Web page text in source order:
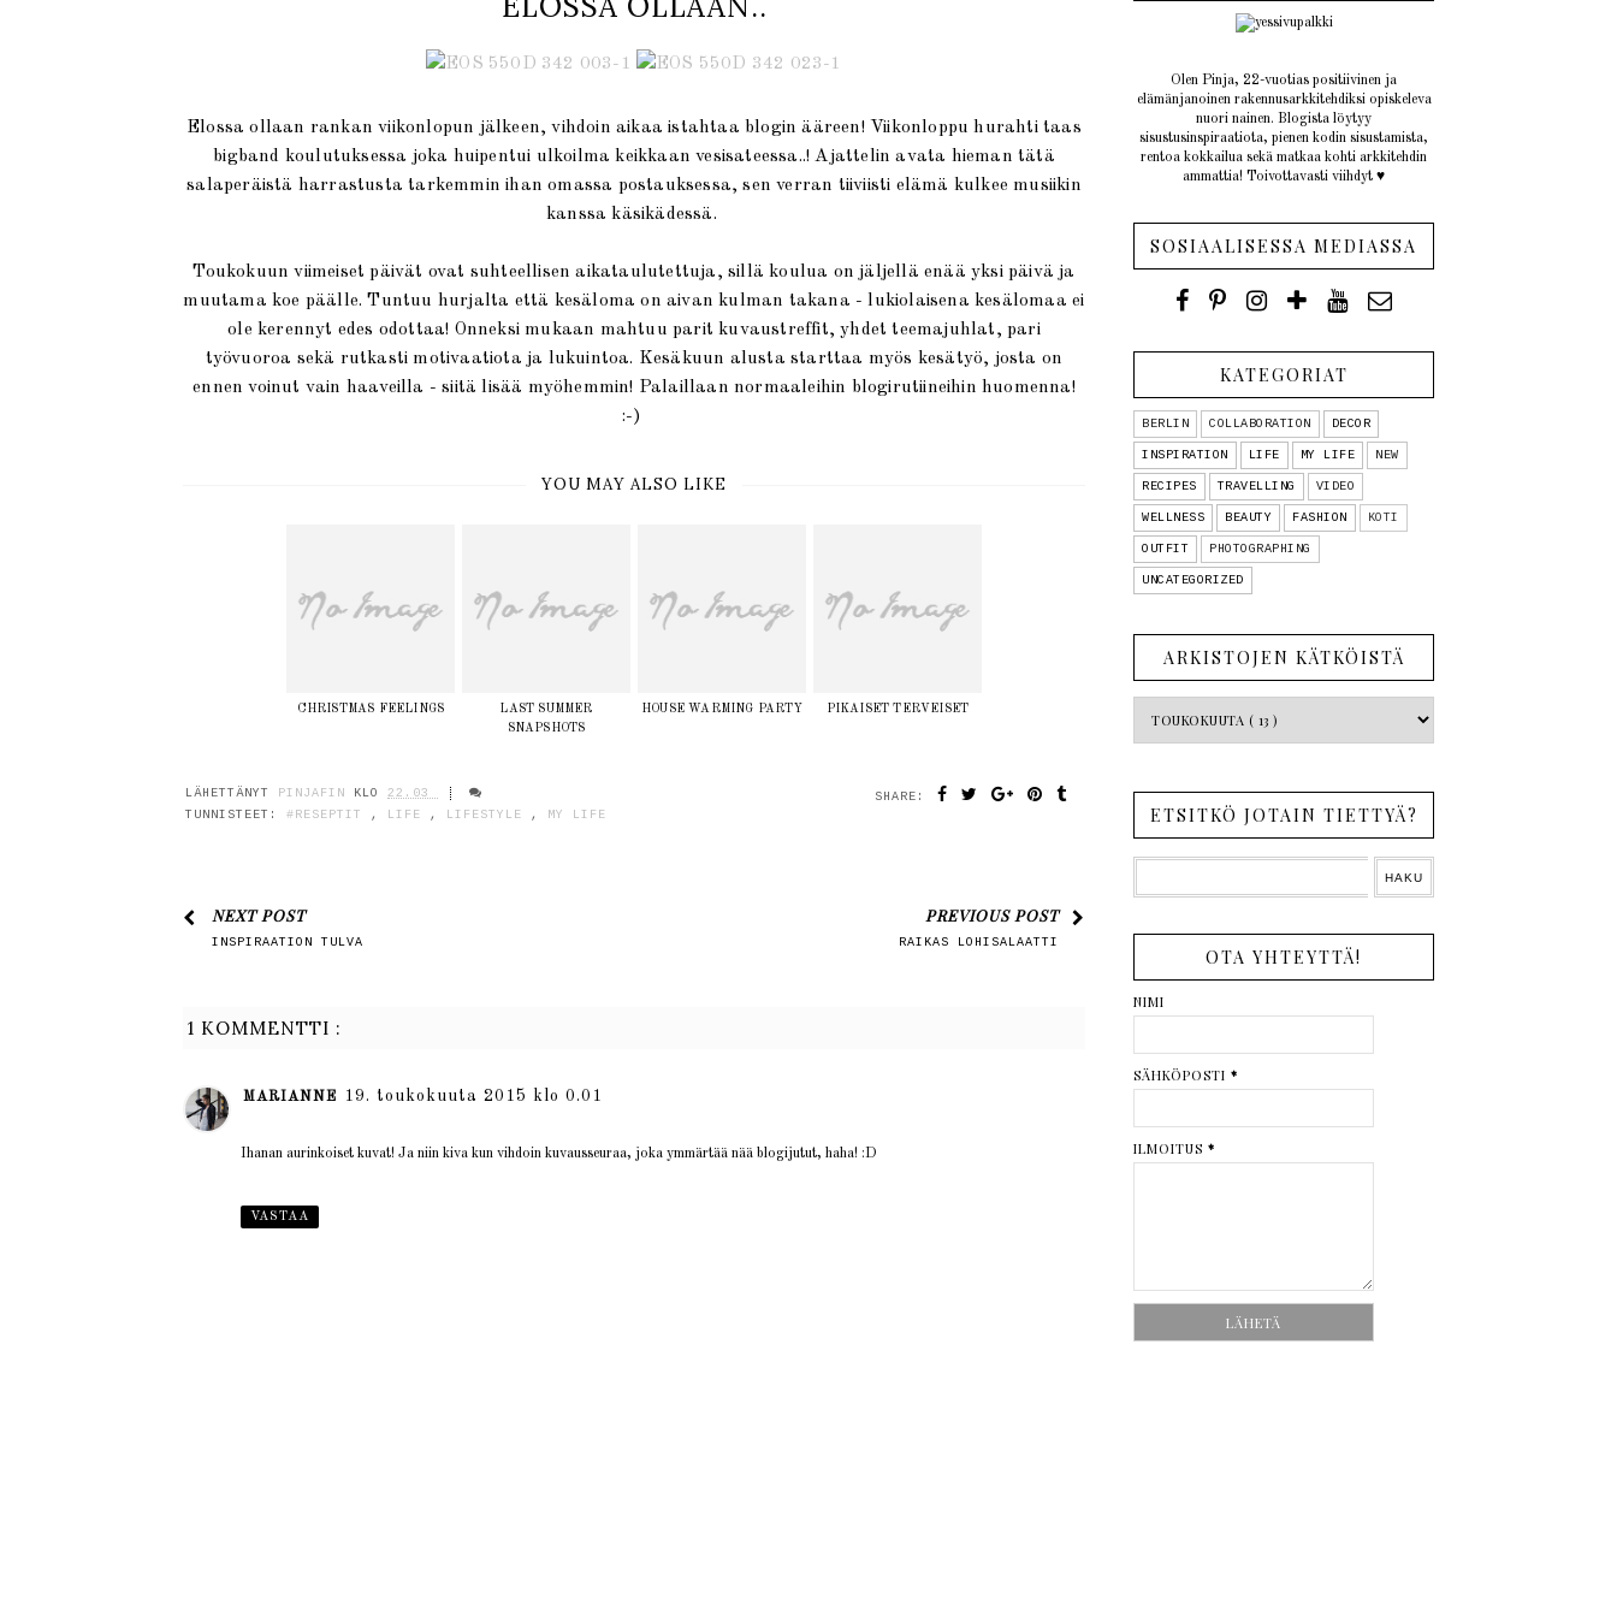
Elossa ollaan rankan viikonlopun jälkeen, vihdoin aikaa istahtaa blogin ääreen! Viikonloppu hurahti taas
bigband koulutuksessa joka huipentui ulkoilma keikkaan vesisateessa..! Ajattelin avata hieman tätä
salaperäistä harrastusta tarkemmin ihan omassa postauksessa, sen verran tiiviisti elämä kulkee musiikin
kanssa käsikädessä.
Toukokuun viimeiset päivät ovat suhteellisen aikataulutettuja, sillä koulua on jäljellä enää yksi päivä ja
muutama koe päälle. Tuntuu hurjalta että kesäloma on aivan kulman takana - lukiolaisena kesälomaa ei
ole kerennyt edes odottaa! Onneksi mukaan mahtuu parit kuvaustreffit, yhdet teemajuhlat, pari
työvuoroa sekä rutkasti motivaatiota ja lukuintoa. Kesäkuun alusta starttaa myös kesätyö, josta on
ennen voinut vain haaveilla - siitä lisää myöhemmin! Palaillaan normaaleihin blogirutiineihin huomenna!
:-)
YOU MAY ALSO LIKE
CHRISTMAS FEELINGS
LAST SUMMER
SNAPSHOTS
HOUSE WARMING PARTY PIKAISET TERVEISET
LÄHETTÄNYT PINJAFIN KLO 22.03
SHARE:
TUNNISTEET: #RESEPTIT , LIFE , LIFESTYLE , MY LIFE
NEXT POST
INSPIRAATION TULVA
PREVIOUS POST
RAIKAS LOHISALAATTI
1 KOMMENTTI :
MARIANNE 19. toukokuuta 2015 klo 0.01
Ihanan aurinkoiset kuvat! Ja niin kiva kun vihdoin kuvausseuraa, joka ymmärtää nää blogijutut, haha! :D
VASTAA
Olen Pinja, 22-vuotias positiivinen ja
elämänjanoinen rakennusarkkitehdiksi opiskeleva
nuori nainen. Blogista löytyy
sisustusinspiraatiota, pienen kodin sisustamista,
rentoa kokkailua sekä matkaa kohti arkkitehdin
ammattia! Toivottavasti viihdyt ♥︎
SOSIAALISESSA MEDIASSA
KATEGORIAT
BERLIN COLLABORATION DECOR
INSPIRATION LIFE MY LIFE NEW
RECIPES TRAVELLING VIDEO
WELLNESS BEAUTY FASHION KOTI
OUTFIT PHOTOGRAPHING
UNCATEGORIZED
ARKISTOJEN KÄTKÖISTÄ
ETSITKÖ JOTAIN TIETTYÄ?
OTA YHTEYTTÄ!
NIMI
SÄHKÖPOSTI *
ILMOITUS *